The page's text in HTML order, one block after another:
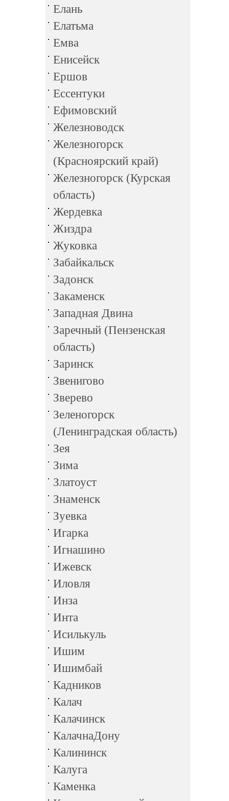
Елань
Елатьма
Емва
Енисейск
Ершов
Ессентуки
Ефимовский
Железноводск
Железногорск
(Красноярский край)
Железногорск (Курская
область)
Жердевка
Жиздра
Жуковка
Забайкальск
Задонск
Закаменск
Западная Двина
Заречный (Пензенская
область)
Заринск
Звенигово
Зверево
Зеленогорск
(Ленинградская область)
Зея
Зима
Златоуст
Знаменск
Зуевка
Игарка
Игнашино
Ижевск
Иловля
Инза
Инта
Исилькуль
Ишим
Ишимбай
Кадников
Калач
Калачинск
КалачнаДону
Калининск
Калуга
Каменка